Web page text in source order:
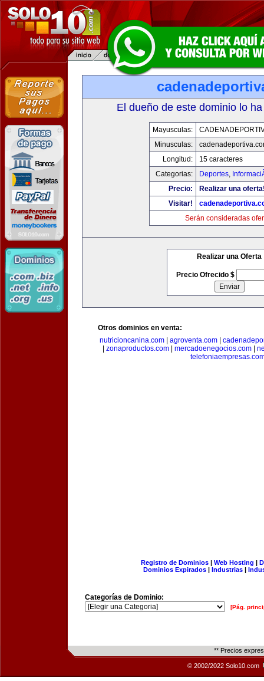
El dueño de este dominio lo
Mayusculas:
Minusculas:
Longitud:
15 caracteres
Categorias:
Deportes,
Precio:
Realizar una
Visitar!
Serán consideradas
Realizar una Oferta
Precio Ofrecido $
Otros dominios en venta:
nutricioncanina.com| agroventa.com|
zonaproductos.com mercadoenegocios.com
Registro de Dominios| Web Hosting |
Dominios Expirados | Industrias |
Categorías de Dominio:
[Pág.
** Precios
© 2002/2022 Solo10.com